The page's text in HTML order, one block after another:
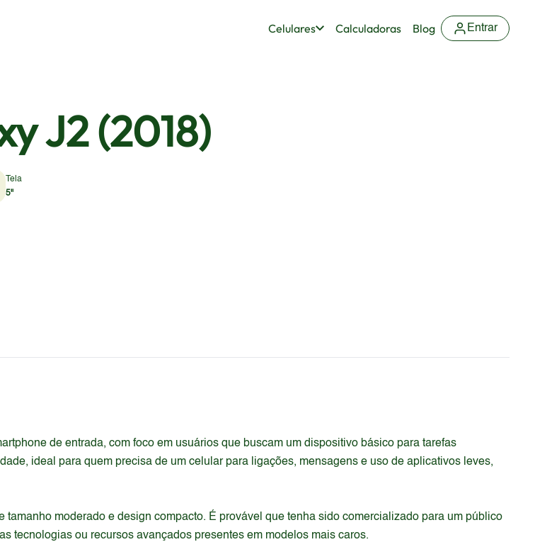
Celulares Calculadoras Blog Entrar
J2 (2018)
Tela
5"
de entrada, com foco em usuários que buscam um dispositivo básico para tarefas
ideal para quem precisa de um celular para ligações, mensagens e uso de aplicativos leves,
moderado e design compacto. É provável que tenha sido comercializado para um público
tecnologias ou recursos avançados presentes em modelos mais caros.